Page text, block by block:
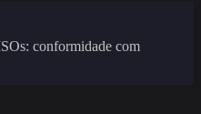
conformidade com